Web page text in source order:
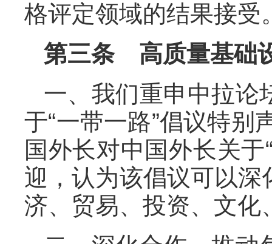
格评定领域的结果接受
第三条 高质量基础
一、我们重申中拉论
于“一带一路”倡议特别
国外长对中国外长关
迎，认为该倡议可以
济、贸易、投资、文化